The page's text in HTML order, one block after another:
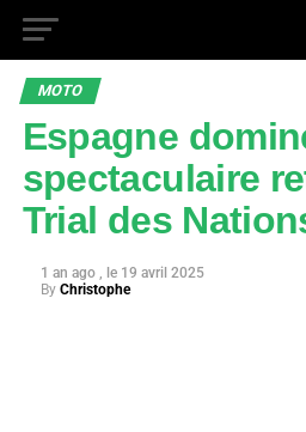
MOTO
Espagne
spectaculaire
Trial des
1 an ago
19 avril 2025
By Christophe